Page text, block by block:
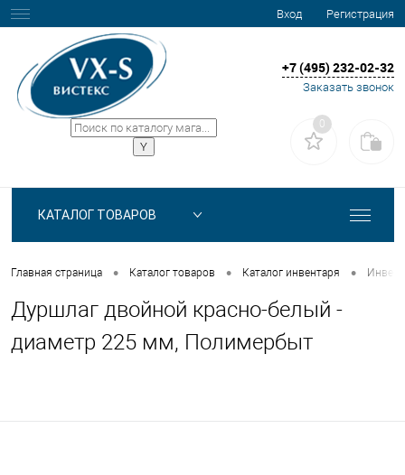
Вход Регистрация
+7 (495) 232-02-32
Заказать звонок
0
КАТАЛОГ ТОВАРОВ
Главная страница • Каталог товаров • Каталог инвентаря •
Дуршлаг двойной красно-белый -
диаметр 225 мм, Полимербыт